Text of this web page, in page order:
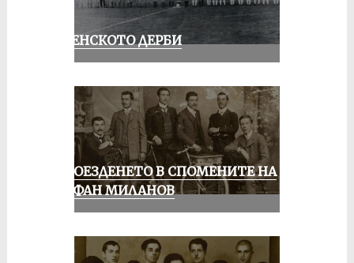
РУСЕНСКОТО ДЕРБИ
КОЛОЕЗДЕНЕТО В СПОМЕНИТЕ НА
СТЕФАН МИЛАНОВ